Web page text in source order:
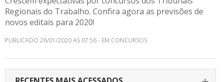
Regionais do Trabalho. Confira agora as previsões de
novos editais para 2020!
PUBLICADO 26/01/2020 AS 07:56 - EM CONCURSOS